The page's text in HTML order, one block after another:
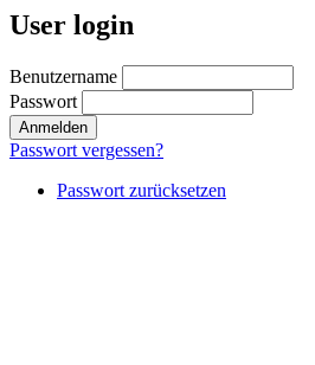
User login
Benutzername
Passwort
Passwort vergessen?
Passwort zurücksetzen